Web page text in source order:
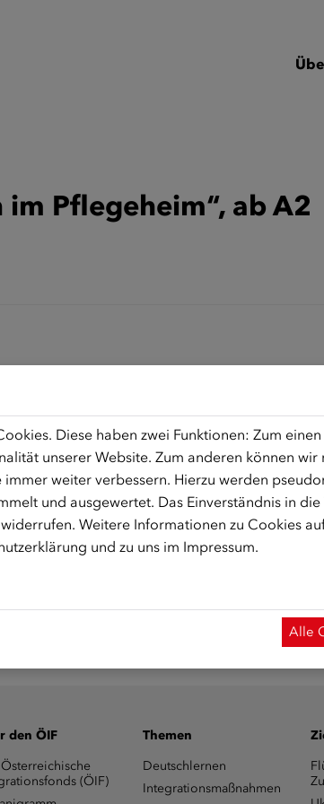
Pflegeheim“, ab A2
j/97997580893
aktiviert.)
den ÖIF
(ÖIF)
Themen
Deutschlernen
Integrationsmaßnahmen
Diese haben zwei Funktionen: Zum
unserer Website. Zum anderen können wir
immer weiter verbessern. Hierzu werden
und ausgewertet. Das Einverständnis in
Weitere Informationen zu Cookies
und zu uns im Impressum.
Alle